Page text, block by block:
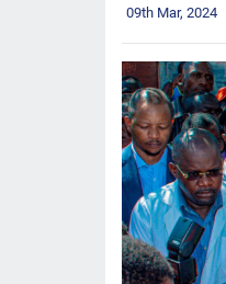
09th Mar, 2024